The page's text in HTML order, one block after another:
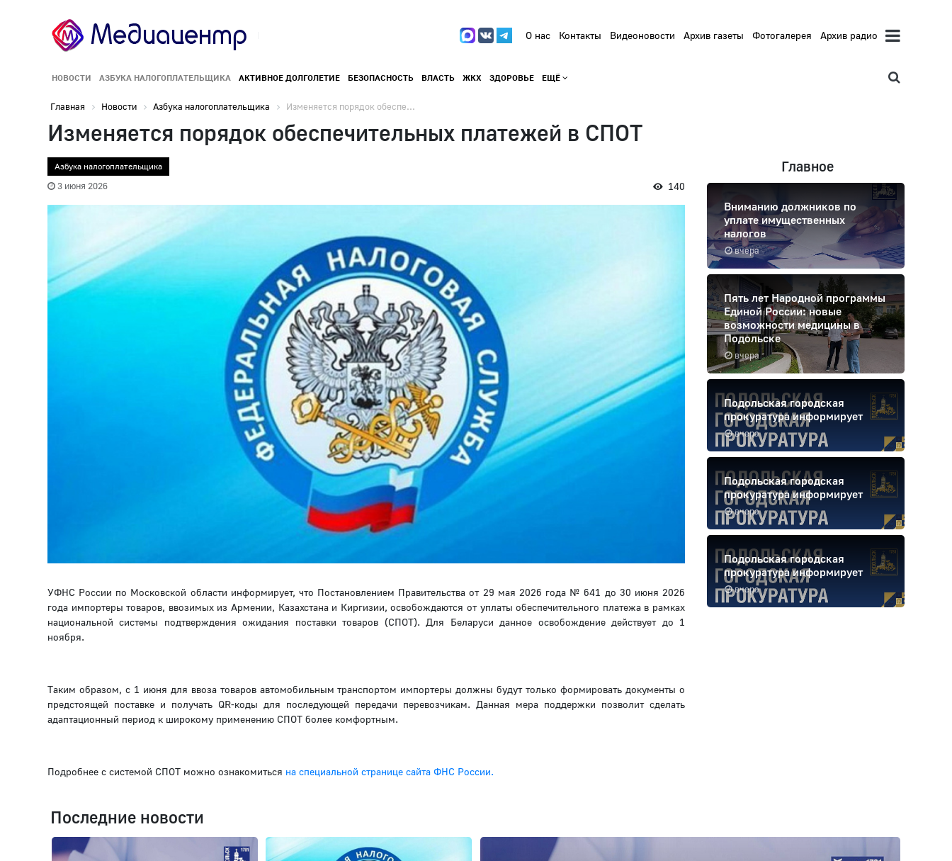
О нас Контакты Видеоновости Архив газеты Фотогалерея Архив радио
НОВОСТИ АЗБУКА НАЛОГОПЛАТЕЛЬЩИКА АКТИВНОЕ ДОЛГОЛЕТИЕ БЕЗОПАСНОСТЬ ВЛАСТЬ ЖКХ ЗДОРОВЬЕ ЕЩЁ
Главная Новости Азбука налогоплательщика Изменяется порядок обеспе...
Изменяется порядок обеспечительных платежей в СПОТ
Азбука налогоплательщика
3 июня 2026 140
УФНС России по Московской области информирует, что Постановлением Правительства от 29 мая 2026 года № 641 до 30 июня 2026
года импортеры товаров, ввозимых из Армении, Казахстана и Киргизии, освобождаются от уплаты обеспечительного платежа в рамках
национальной системы подтверждения ожидания поставки товаров (СПОТ). Для Беларуси данное освобождение действует до 1
ноября.
Таким образом, с 1 июня для ввоза товаров автомобильным транспортом импортеры должны будут только формировать документы о
предстоящей поставке и получать QR-коды для последующей передачи перевозчикам. Данная мера поддержки позволит сделать
адаптационный период к широкому применению СПОТ более комфортным.
Подробнее с системой СПОТ можно ознакомиться на специальной странице сайта ФНС России.
Главное
вчера
Вниманию должников по
уплате имущественных
налогов
вчера
Пять лет Народной программы
Единой России: новые
возможности медицины в
Подольске
вчера
Подольская городская
прокуратура информирует
вчера
Подольская городская
прокуратура информирует
вчера
Подольская городская
прокуратура информирует
Последние новости